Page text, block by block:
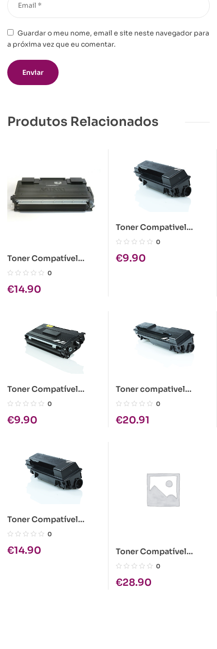
Guardar o meu nome, email e site neste navegador para
a próxima vez que eu comentar.
Produtos Relacionados
Toner Compatível
Brother TN-4100
0
€14.90
Toner Compativel
Kyocera TK-130
0
€9.90
Toner Compatível
Brother TN-2000 Preto
0
€9.90
Toner compativel
Kyocera TK-55 (TK-55)
0
€20.91
Toner Compatível
Kyocera TK-320 Preto
0
€14.90
Toner Compatível
Epson C1100 Ciano Alta
0
€28.90